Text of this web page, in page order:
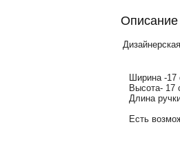
Ширина -17
Высота- 17
Длина
Есть